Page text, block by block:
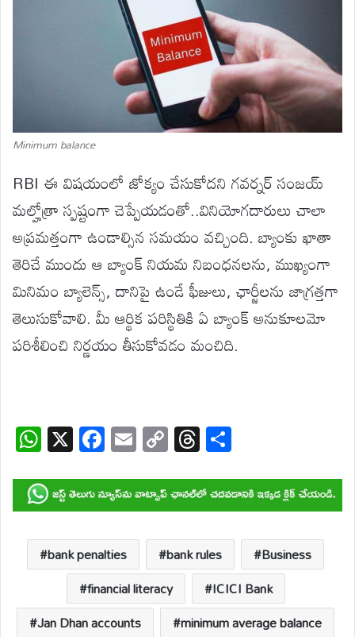
Minimum balance
RBI ఈ విషయంలో జోక్యం చేసుకోదని గవర్నర్ సంజయ్
మల్హోత్రా స్పష్టంగా చెప్పేయడంతో..వినియోగదారులు చాలా
అప్రమత్తంగా ఉండాల్సిన సమయం వచ్చింది. బ్యాంకు ఖాతా
తెరిచే ముందు ఆ బ్యాంక్ నియమ నిబంధనలను, ముఖ్యంగా
మినిమం బ్యాలెన్స్, దానిపై ఉండే ఫీజులు, ఛార్జీలను జాగ్రత్తగా
తెలుసుకోవాలి. మీ ఆర్థిక పరిస్థితికి ఏ బ్యాంక్ అనుకూలమో
పరిశీలించి నిర్ణయం తీసుకోవడం మంచిది.
W
h
at
s
A
p
X F
ac
e
b
o
o
k
E
m
ail
C
o
p
y
Li
n
k
T
hr
e
a
d
s
ar
e
bank penalties bank rules
Business
financial literacy
ICICI Bank
Jan Dhan accounts
minimum average balance